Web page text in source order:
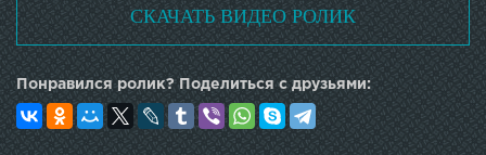
СКАЧАТЬ ВИДЕО РОЛИК
Понравился ролик? Поделиться с друзьями: